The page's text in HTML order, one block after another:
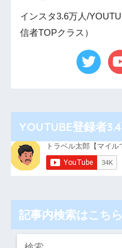
インスタ3.6万人/
信者TOPクラス）
YOUTUBE登録者
記事内検索はこち